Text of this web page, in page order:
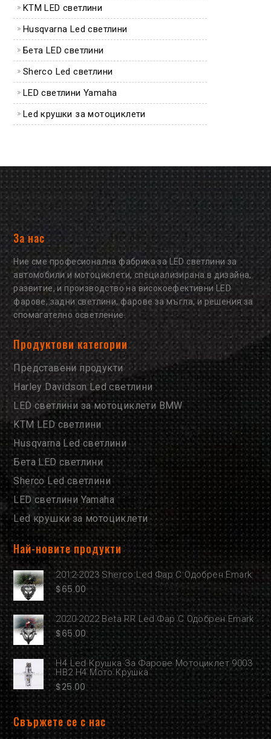
KTM LED светлини
Husqvarna Led светлини
Бета LED светлини
Sherco Led светлини
LED светлини Yamaha
Led крушки за мотоциклети
За нас
Ние сме професионална фабрика за LED светлини за
автомобили и мотоциклети, специализирана в дизайна,
развитие, и производство на високоефективни LED
фарове, задни светлини, фарове за мъгла, и решения за
спомагателно осветление.
Продуктови категории
Представени продукти
Harley Davidson Led светлини
LED светлини за мотоциклети BMW
KTM LED светлини
Husqvarna Led светлини
Бета LED светлини
Sherco Led светлини
LED светлини Yamaha
Led крушки за мотоциклети
Най-новите продукти
2012-2023 Sherco Led Фар С Одобрен Emark
$65.00
2020-2022 Beta RR Led Фар С Одобрен Emark
$65.00
H4 Led Крушка За Фарове Мотоциклет 9003
HB2 H4 Мото Крушка
$25.00
Свържете се с нас